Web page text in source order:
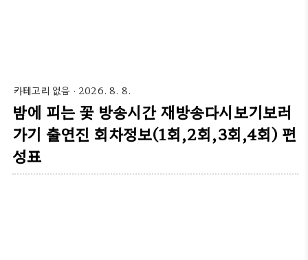
카테고리 없음 ·2026. 8. 8.
밤에 피는 꽃 방송시간 재방송다시보기보러
가기 출연진 회차정보(1회,2회,3회,4회) 편
성표